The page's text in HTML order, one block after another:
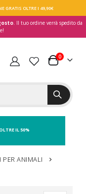
GRATIS OLTRE I 49,90€
. Il tuo ordine verrà spedito da
Carrello
0elementi
IL 50%
PER ANIMALI